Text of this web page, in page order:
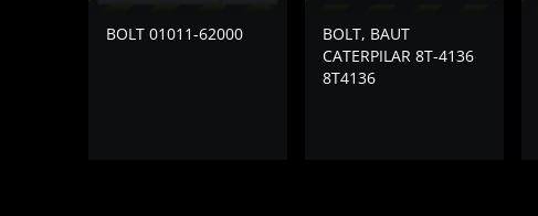
BOLT 01011-62000
BOLT, BAUT
CATERPILAR 8T-4136
8T4136